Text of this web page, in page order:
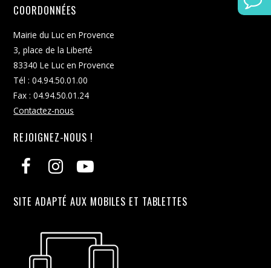
n
e
d
a
t
e
COORDONNÉES
Mairie du Luc en Provence
3, place de la Liberté
83340 Le Luc en Provence
Tél : 04.94.50.01.00
Fax : 04.94.50.01.24
Contactez-nous
REJOIGNEZ-NOUS !
SITE ADAPTÉ AUX MOBILES ET TABLETTES